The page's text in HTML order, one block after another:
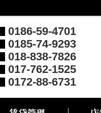
0186-59-4701
0185-74-9293
018-838-7826
017-762-1525
0172-88-6731